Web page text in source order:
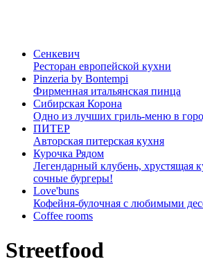
Сенкевич
Ресторан европейской кухни
Pinzeria by Bontempi
Фирменная итальянская пинца
Сибирская Корона
Одно из лучших гриль-меню в
ПИТЕР
Авторская питерская кухня
Курочка Рядом
Легендарный клубень, хрустящая
сочные бургеры!
Love'buns
Кофейня-булочная с любимыми
Coffee rooms
Streetfood